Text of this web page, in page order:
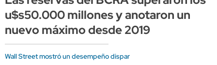
u$s50.000 millones y anotaron un
nuevo máximo desde 2019
Wall Street mostró un desempeño dispar